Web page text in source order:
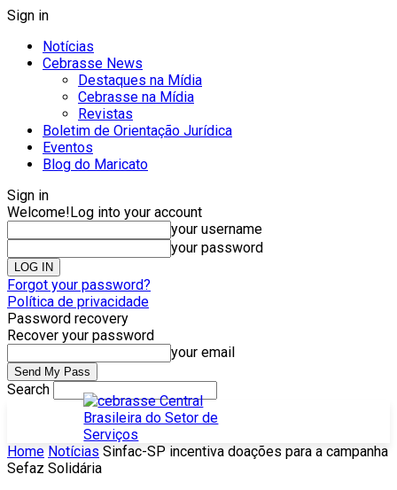
Sign in
Notícias
Cebrasse News
Destaques na Mídia
Cebrasse na Mídia
Revistas
Boletim de Orientação Jurídica
Eventos
Blog do Maricato
Sign in
Welcome!Log into your account
your username
your password
Forgot your password?
Política de privacidade
Password recovery
Recover your password
your email
Search
Home Notícias Sinfac-SP incentiva doações para a campanha
Sefaz Solidária